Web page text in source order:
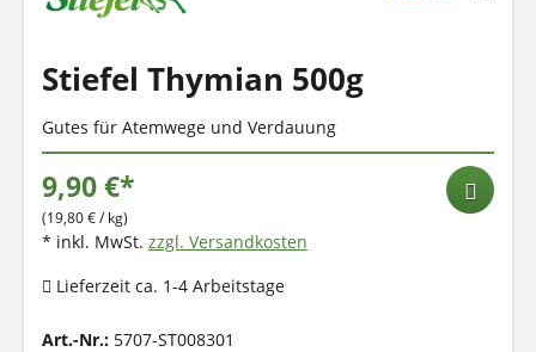
Stiefel Thymian 500g
Gutes für Atemwege und Verdauung
9,90 €*
(19,80 € / kg)
* inkl. MwSt. zzgl. Versandkosten
Lieferzeit ca. 1-4 Arbeitstage
Art.-Nr.: 5707-ST008301